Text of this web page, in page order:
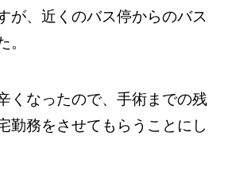
が、近くのバス停からのバス
。
くなったので、手術までの残
勤務をさせてもらうことにし